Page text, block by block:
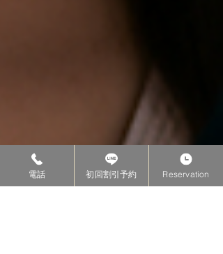
電話 初回割引予約 Reservation